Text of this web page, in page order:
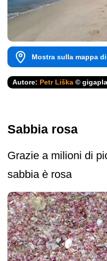
Mostra sulla mappa
Autore: Petr Liška ©
Sabbia rosa
Grazie a milioni di
sabbia è rosa